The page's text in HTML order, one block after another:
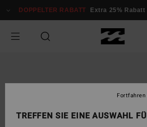
zur
springen
DOPPELTER RABATT Extra 25% Rabatt
TREFFEN SIE EINE AUSWAHL